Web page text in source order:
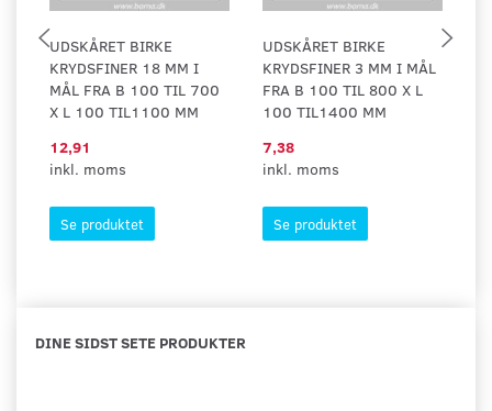
UDSKÅRET BIRKE
KRYDSFINER 18 MM I
MÅL FRA B 100 TIL 700
X L 100 TIL1100 MM
12,91
inkl. moms
Se produktet
UDSKÅRET BIRKE
KRYDSFINER 3 MM I MÅL
FRA B 100 TIL 800 X L
100 TIL1400 MM
7,38
inkl. moms
Se produktet
DINE SIDST SETE PRODUKTER